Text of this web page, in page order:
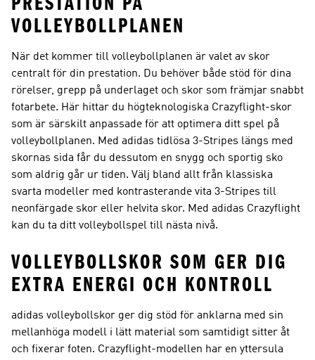
VOLLEYBOLLPLANEN
När det kommer till volleybollplanen är valet av skor
centralt för din prestation. Du behöver både stöd för dina
rörelser, grepp på underlaget och skor som främjar snabbt
fotarbete. Här hittar du högteknologiska Crazyflight-skor
som är särskilt anpassade för att optimera ditt spel på
volleybollplanen. Med adidas tidlösa 3-Stripes längs med
skornas sida får du dessutom en snygg och sportig sko
som aldrig går ur tiden. Välj bland allt från klassiska
svarta modeller med kontrasterande vita 3-Stripes till
neonfärgade skor eller helvita skor. Med adidas Crazyflight
kan du ta ditt volleybollspel till nästa nivå.
VOLLEYBOLLSKOR SOM GER DIG
EXTRA ENERGI OCH KONTROLL
adidas volleybollskor ger dig stöd för anklarna med sin
mellanhöga modell i lätt material som samtidigt sitter åt
och fixerar foten. Crazyflight-modellen har en yttersula